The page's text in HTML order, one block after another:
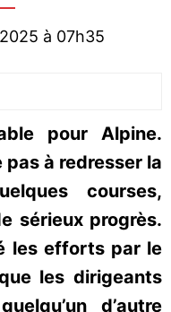
à 07h35
pour Alpine.
pas à redresser la
courses,
sérieux progrès.
les efforts par le
les dirigeants
d’autre